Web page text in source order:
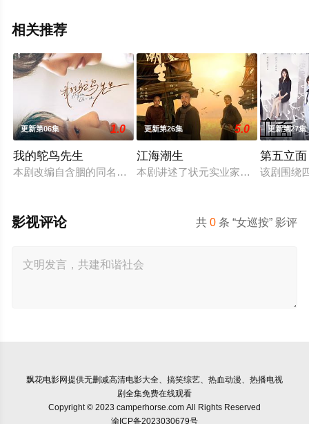
相关推荐
更新第06集 1.0
我的鸵鸟先生
本剧改编自含胭的同名小说，讲述了邻家女孩庞倩（苏晓彤 饰
更新第26集 5.0
江海潮生
本剧讲述了状元实业家张謇创办大生
更新第27集
第五立面
该剧围绕
共0 条 “女巡按” 影评
影视评论
飘花电影网提供无删减高清电影大全、搞笑综艺、热血动漫、热播电视
剧全集免费在线观看
Copyright © 2023 camperhorse.com All Rights Reserved
渝ICP备2023030679号